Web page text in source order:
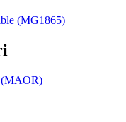
(MG1865)